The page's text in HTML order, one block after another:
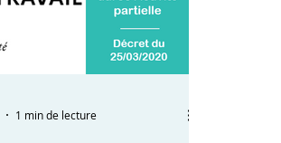
1 min de lecture